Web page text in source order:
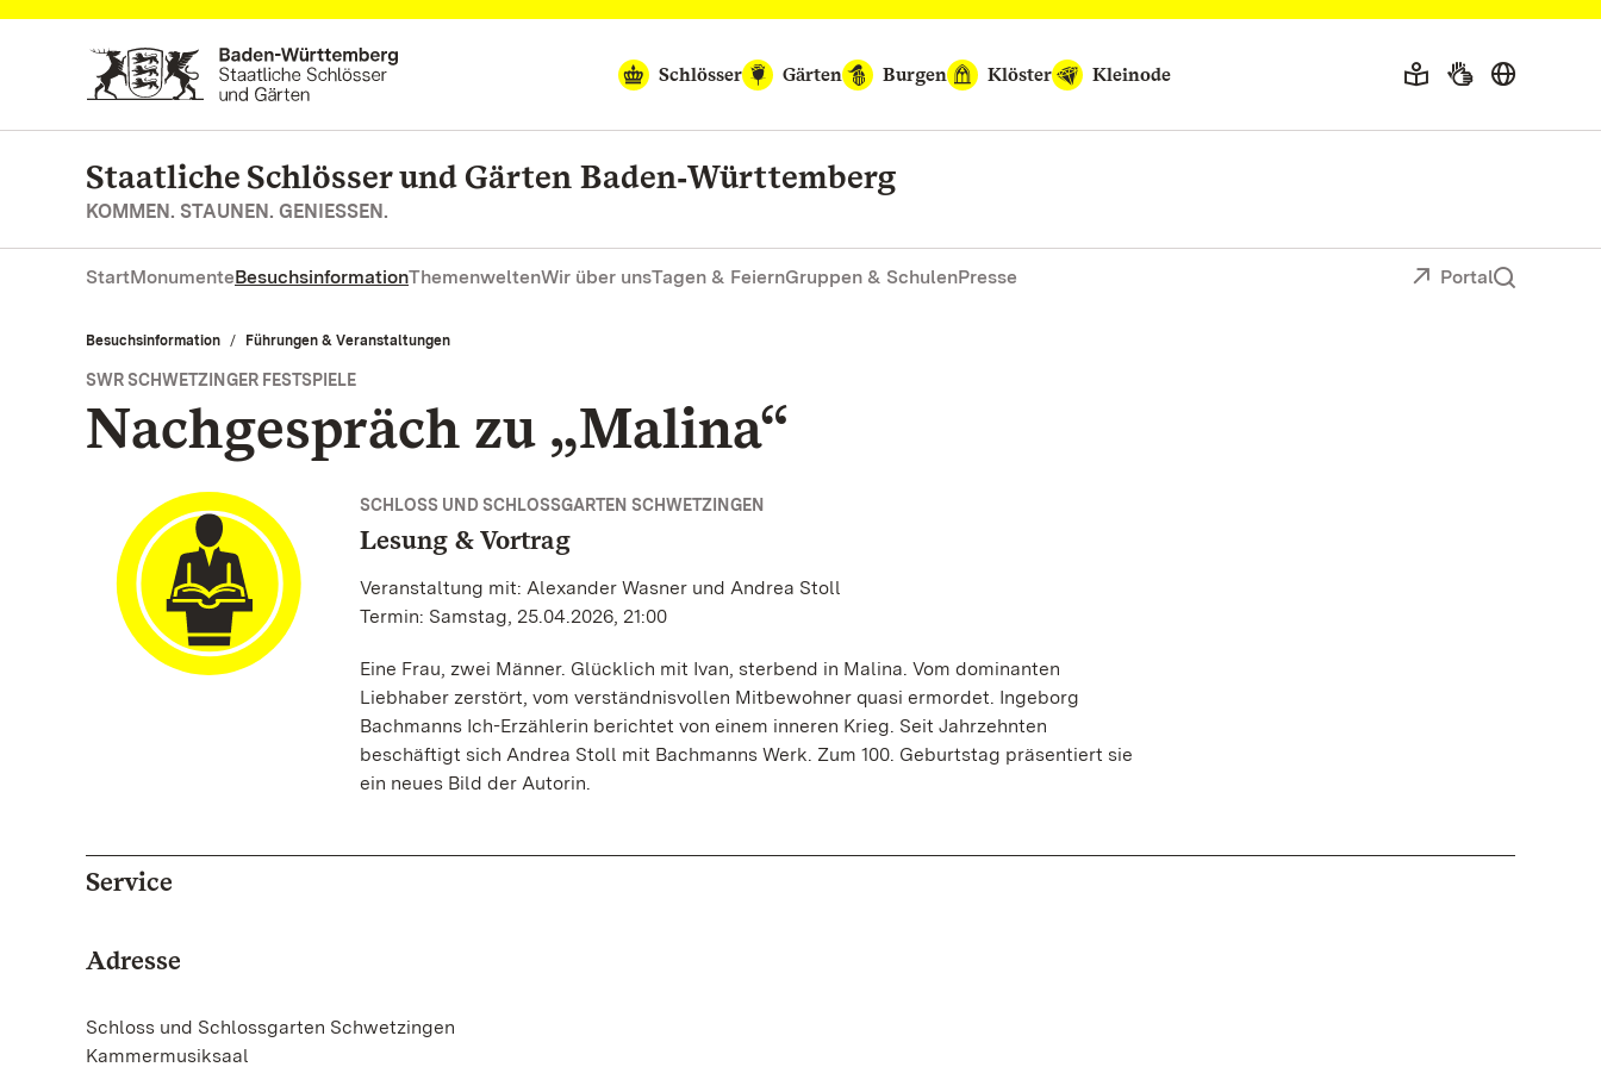
Zum Hauptinhalt springen
Schlösser
Gärten Burgen Klöster Kleinode
Staatliche Schlösser und Gärten Baden‑Württemberg
KOMMEN. STAUNEN. GENIESSEN.
StartMonumenteBesuchsinformationThemenweltenWir über unsTagen & FeiernGruppen & SchulenPresse Portal
Besuchsinformation Führungen & Veranstaltungen
SWR SCHWETZINGER FESTSPIELE
Nachgespräch zu „Malina“
SCHLOSS UND SCHLOSSGARTEN SCHWETZINGEN
Lesung & Vortrag
Veranstaltung mit: Alexander Wasner und Andrea Stoll
Termin: Samstag, 25.04.2026, 21:00
Eine Frau, zwei Männer. Glücklich mit Ivan, sterbend in Malina. Vom dominanten
Liebhaber zerstört, vom verständnisvollen Mitbewohner quasi ermordet. Ingeborg
Bachmanns Ich-Erzählerin berichtet von einem inneren Krieg. Seit Jahrzehnten
beschäftigt sich Andrea Stoll mit Bachmanns Werk. Zum 100. Geburtstag präsentiert sie
ein neues Bild der Autorin.
Service
Adresse
Schloss und Schlossgarten Schwetzingen
Kammermusiksaal